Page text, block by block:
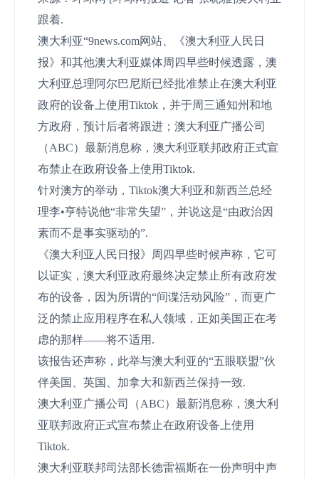
跟着.
澳大利亚“9news.com网站、《澳大利亚人民日
报》和其他澳大利亚媒体周四早些时候透露，澳
大利亚总理阿尔巴尼斯已经批准禁止在澳大利亚
政府的设备上使用Tiktok，并于周三通知州和地
方政府，预计后者将跟进；澳大利亚广播公司
（ABC）最新消息称，澳大利亚联邦政府正式宣
布禁止在政府设备上使用Tiktok.
针对澳方的举动，Tiktok澳大利亚和新西兰总经
理李•亨特说他“非常失望”，并说这是“由政治因
素而不是事实驱动的”.
《澳大利亚人民日报》周四早些时候声称，它可
以证实，澳大利亚政府最终决定禁止所有政府发
布的设备，因为所谓的“间谍活动风险”，而更广
泛的禁止应用程序在私人领域，正如美国正在考
虑的那样——将不适用.
该报告还声称，此举与澳大利亚的“五眼联盟”伙
伴美国、英国、加拿大和新西兰保持一致.
澳大利亚广播公司（ABC）最新消息称，澳大利
亚联邦政府正式宣布禁止在政府设备上使用
Tiktok.
澳大利亚联邦司法部长德雷福斯在一份声明中声